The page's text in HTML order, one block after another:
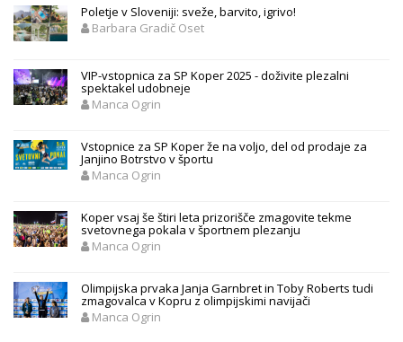
Poletje v Sloveniji: sveže, barvito, igrivo!
Barbara Gradič Oset
VIP-vstopnica za SP Koper 2025 - doživite plezalni
spektakel udobneje
Manca Ogrin
Vstopnice za SP Koper že na voljo, del od prodaje za
Janjino Botrstvo v športu
Manca Ogrin
Koper vsaj še štiri leta prizorišče zmagovite tekme
svetovnega pokala v športnem plezanju
Manca Ogrin
Olimpijska prvaka Janja Garnbret in Toby Roberts tudi
zmagovalca v Kopru z olimpijskimi navijači
Manca Ogrin